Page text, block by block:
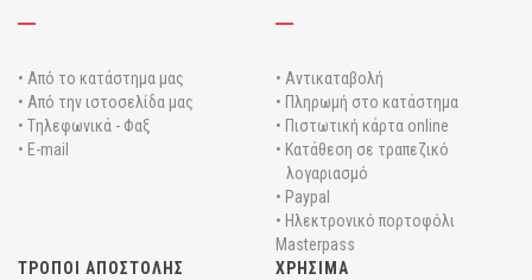
• Από το κατάστημα μας
• Από την ιστοσελίδα μας
• Tηλεφωνικά - Φαξ
• E-mail
• Αντικαταβολή
• Πληρωμή στο κατάστημα
• Πιστωτική κάρτα online
• Κατάθεση σε τραπεζικό
λογαριασμό
• Paypal
• Ηλεκτρονικό πορτοφόλι
Masterpass
ΤΡΟΠΟΙ ΑΠΟΣΤΟΛΗΣ
ΧΡΗΣΙΜΑ